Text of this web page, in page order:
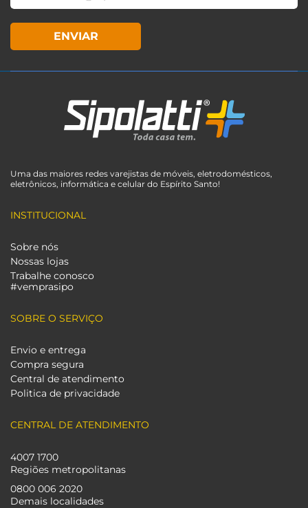
ENVIAR
Uma das maiores redes varejistas de móveis, eletrodomésticos,
eletrônicos, informática e celular do Espírito Santo!
INSTITUCIONAL
Sobre nós
Nossas lojas
Trabalhe conosco
#vemprasipo
SOBRE O SERVIÇO
Envio e entrega
Compra segura
Central de atendimento
Politica de privacidade
CENTRAL DE ATENDIMENTO
4007 1700
Regiões metropolitanas
0800 006 2020
Demais localidades